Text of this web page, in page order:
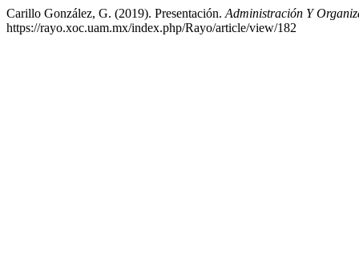
Carillo González, G. (2019). Presentación. Administración Y
https://rayo.xoc.uam.mx/index.php/Rayo/article/view/182